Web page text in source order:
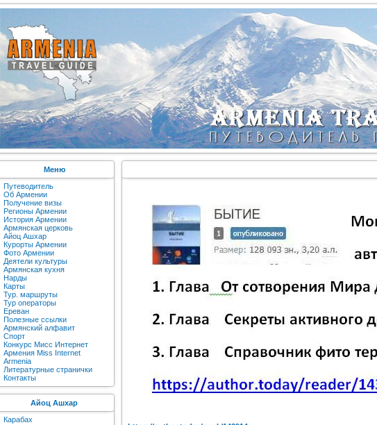
Меню
Путеводитель
Об Армении
Получение визы
Регионы Армении
История Армении
Армянская церковь
Айоц Ашхар
Курорты Армении
Фото Армении
Деятели культуры
Армянская кухня
Нарды
Карты
Тур. маршруты
Тур операторы
Ереван
Полезные ссылки
Армянский алфавит
Спорт
Конкурс Мисс Интернет
Армения Miss Internet
Armenia
Литературные странички
Контакты
Айоц Ашхар
Карабах